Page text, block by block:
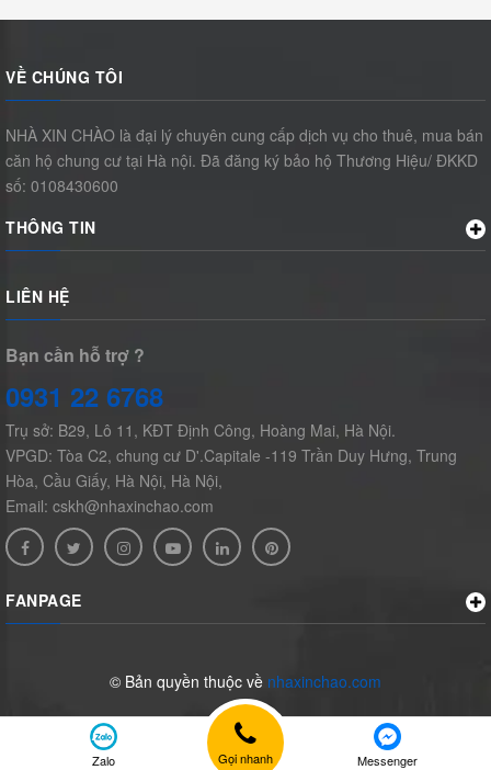
VỀ CHÚNG TÔI
NHÀ XIN CHÀO là đại lý chuyên cung cấp dịch vụ cho thuê, mua bán
căn hộ chung cư tại Hà nội. Đã đăng ký bảo hộ Thương Hiệu/ ĐKKD
số: 0108430600
THÔNG TIN
LIÊN HỆ
Bạn cần hỗ trợ ?
0931 22 6768
Trụ sở: B29, Lô 11, KĐT Định Công, Hoàng Mai, Hà Nội.
VPGD: Tòa C2, chung cư D'.Capitale -119 Trần Duy Hưng, Trung
Hòa, Cầu Giấy, Hà Nội, Hà Nội,
Email: cskh@nhaxinchao.com
FANPAGE
© Bản quyền thuộc về nhaxinchao.com
Zalo Gọi nhanh Messenger